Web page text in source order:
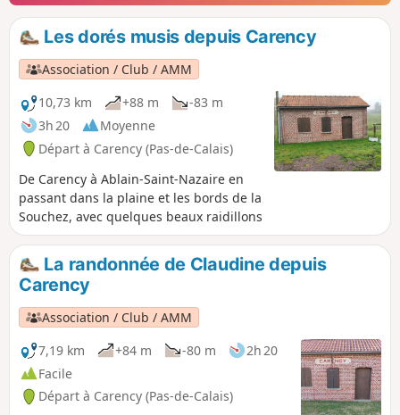
Les dorés musis depuis Carency
Association / Club / AMM
10,73 km
+88 m
-83 m
3h 20
Moyenne
Départ à Carency (Pas-de-Calais)
De Carency à Ablain-Saint-Nazaire en
passant dans la plaine et les bords de la
Souchez, avec quelques beaux raidillons
La randonnée de Claudine depuis
Carency
Association / Club / AMM
7,19 km
+84 m -80 m
2h 20
Facile
Départ à Carency (Pas-de-Calais)